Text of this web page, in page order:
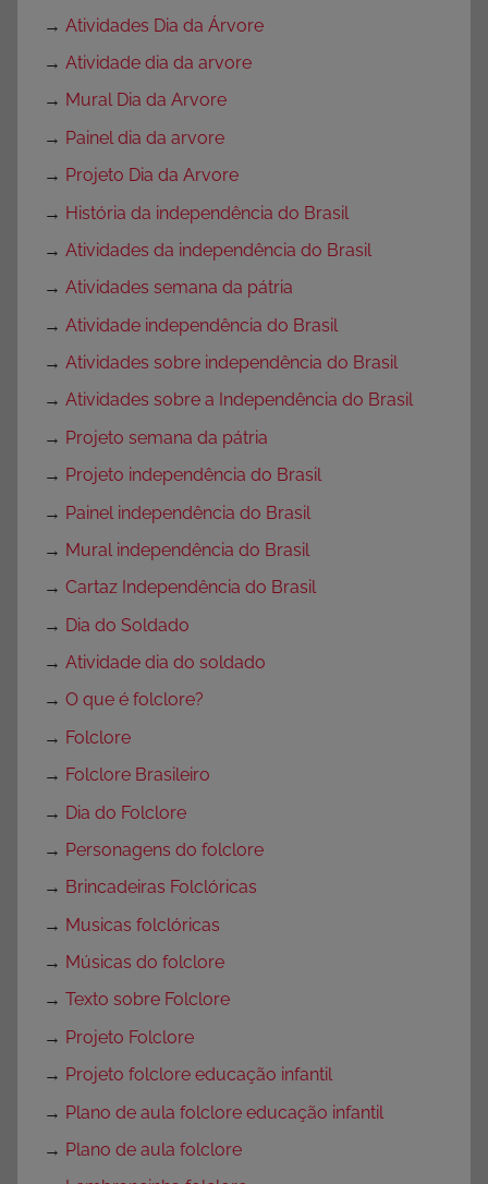
→ Atividades Dia da Árvore
→ Atividade dia da arvore
→ Mural Dia da Arvore
→ Painel dia da arvore
→ Projeto Dia da Arvore
→ História da independência do Brasil
→ Atividades da independência do Brasil
→ Atividades semana da pátria
→ Atividade independência do Brasil
→ Atividades sobre independência do Brasil
→ Atividades sobre a Independência do Brasil
→ Projeto semana da pátria
→ Projeto independência do Brasil
→ Painel independência do Brasil
→ Mural independência do Brasil
→ Cartaz Independência do Brasil
→ Dia do Soldado
→ Atividade dia do soldado
→ O que é folclore?
→ Folclore
→ Folclore Brasileiro
→ Dia do Folclore
→ Personagens do folclore
→ Brincadeiras Folclóricas
→ Musicas folclóricas
→ Músicas do folclore
→ Texto sobre Folclore
→ Projeto Folclore
→ Projeto folclore educação infantil
→ Plano de aula folclore educação infantil
→ Plano de aula folclore